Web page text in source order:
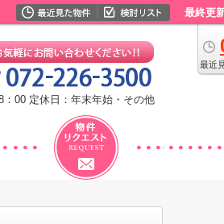
最終更
最近
：00 定休日：年末年始・その他